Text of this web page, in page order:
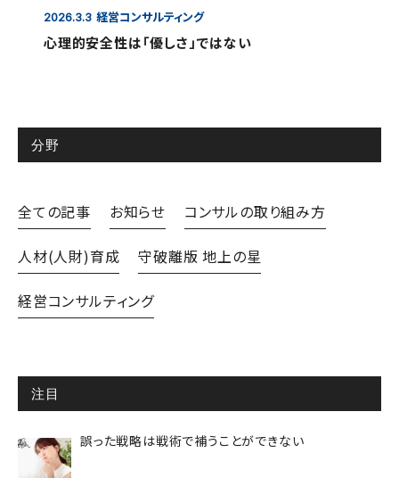
2026.3.3 経営コンサルティング
心理的安全性は「優しさ」ではない
分野
全ての記事 お知らせ コンサルの取り組み方
人材(人財)育成 守破離版 地上の星
経営コンサルティング
注目
誤った戦略は戦術で補うことができない